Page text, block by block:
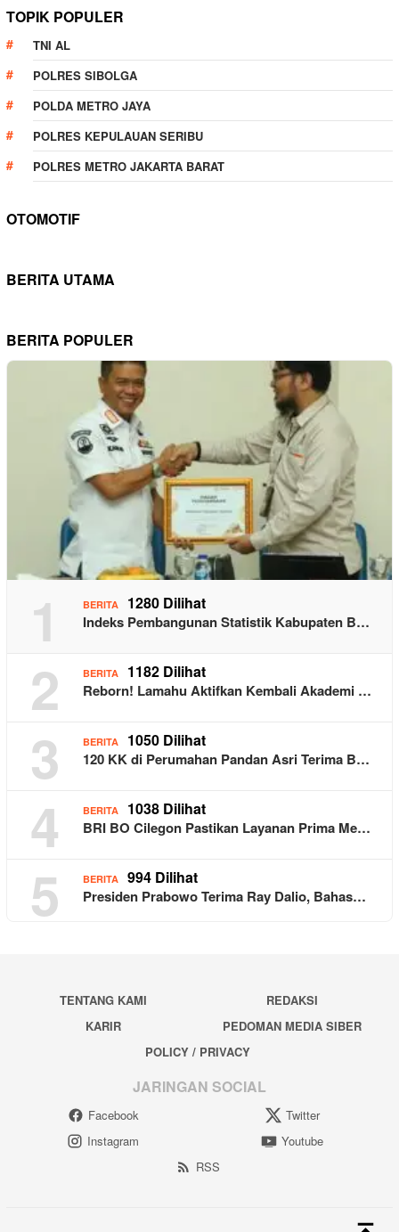
TOPIK POPULER
TNI AL
POLRES SIBOLGA
POLDA METRO JAYA
POLRES KEPULAUAN SERIBU
POLRES METRO JAKARTA BARAT
OTOMOTIF
BERITA UTAMA
BERITA POPULER
1 BERITA 1280 Dilihat
Indeks Pembangunan Statistik Kabupaten B…
2 BERITA 1182 Dilihat
Reborn! Lamahu Aktifkan Kembali Akademi …
3 BERITA 1050 Dilihat
120 KK di Perumahan Pandan Asri Terima B…
4 BERITA 1038 Dilihat
BRI BO Cilegon Pastikan Layanan Prima Me…
5 BERITA 994 Dilihat
Presiden Prabowo Terima Ray Dalio, Bahas…
TENTANG KAMI
REDAKSI
KARIR
PEDOMAN MEDIA SIBER
POLICY / PRIVACY
JARINGAN SOCIAL
Facebook
Twitter
Instagram
Youtube
RSS